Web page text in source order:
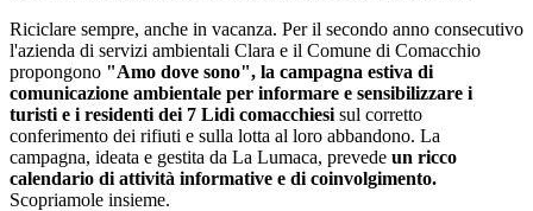
Riciclare sempre, anche in vacanza. Per il secondo anno consecutivo
l'azienda di servizi ambientali Clara e il Comune di Comacchio
propongono "Amo dove sono", la campagna estiva di
comunicazione ambientale per informare e sensibilizzare i
turisti e i residenti dei 7 Lidi comacchiesi sul corretto
conferimento dei rifiuti e sulla lotta al loro abbandono. La
campagna, ideata e gestita da La Lumaca, prevede un ricco
calendario di attività informative e di coinvolgimento.
Scopriamole insieme.